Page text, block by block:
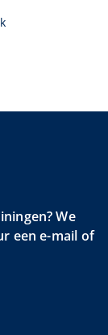
We
een e-mail of